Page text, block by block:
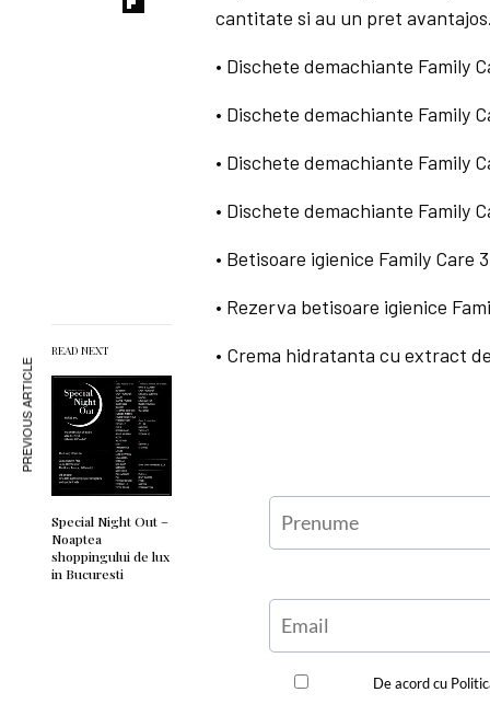
READ NEXT
Special Night Out –
Noaptea
shoppingului de lux
in Bucuresti
cantitate si au un pret avantajos.
• Dischete demachiante Family
• Dischete demachiante Family
• Dischete demachiante Family
• Dischete demachiante Family
• Betisoare igienice Family Care
• Rezerva betisoare igienice
• Crema hidratanta cu extract
PREVIOUS ARTICLE